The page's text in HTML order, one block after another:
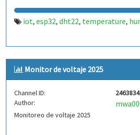
iot, esp32, dht22, temperature,
Monitor de voltaje 2025
Channel ID:
2463834
Author:
Monitoreo de voltaje 2025